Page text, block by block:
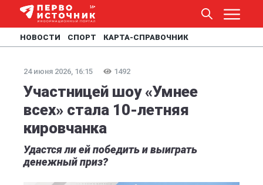
НОВОСТИ СПОРТ КАРТА-СПРАВОЧНИК
24 июня 2026, 16:15 1492
Участницей шоу «Умнее
всех» стала 10-летняя
кировчанка
Удастся ли ей победить и выиграть
денежный приз?